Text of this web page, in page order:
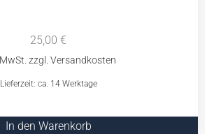
25,00 €
Lieferzeit: ca. 14 Werktage
In den Warenkorb